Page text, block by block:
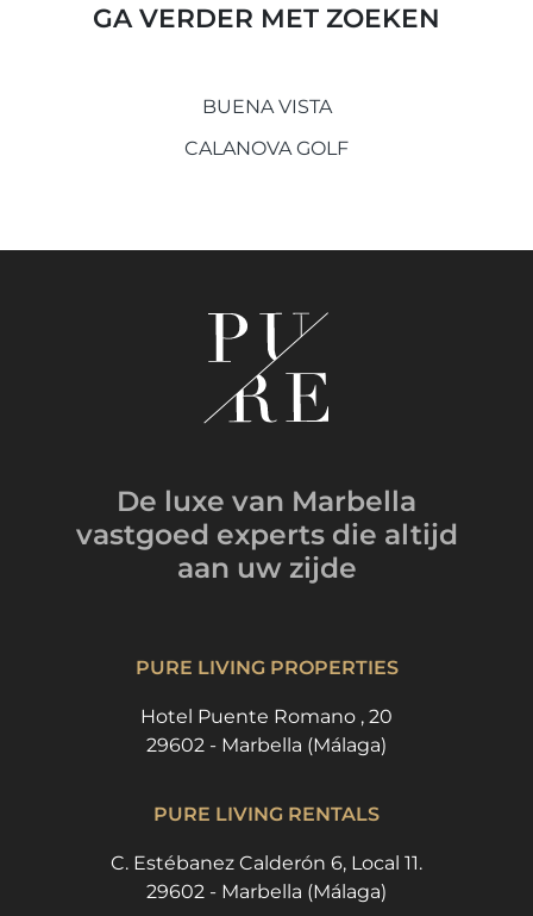
GA VERDER MET ZOEKEN
BUENA VISTA
CALANOVA GOLF
De luxe van Marbella
vastgoed experts die altijd
aan uw zijde
PURE LIVING PROPERTIES
Hotel Puente Romano , 20
29602 - Marbella (Málaga)
PURE LIVING RENTALS
C. Estébanez Calderón 6, Local 11.
29602 - Marbella (Málaga)